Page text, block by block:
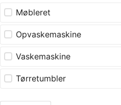
Møbleret
Opvaskemaskine
Vaskemaskine
Tørretumbler